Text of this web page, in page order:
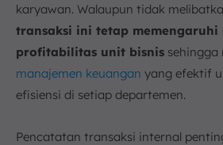
karyawan. Walaupun tidak
transaksi ini tetap
profitabilitas unit bisnis sehingga
manajemen keuangan yang efektif
efisiensi di setiap departemen.
Pencatatan transaksi internal